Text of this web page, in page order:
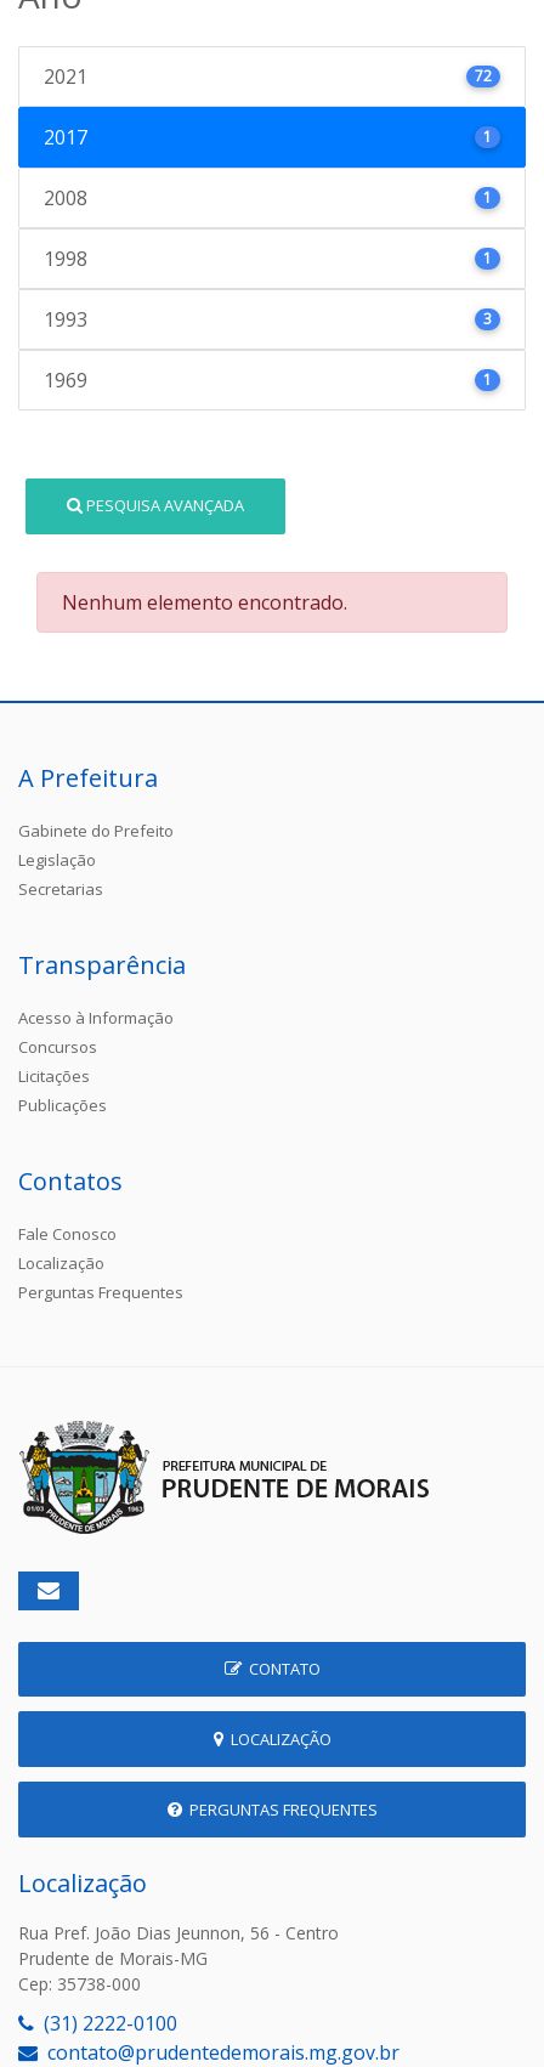
2021 72
2017 1
2008 1
1998 1
1993 3
1969 1
PESQUISA AVANÇADA
Nenhum elemento encontrado.
A Prefeitura
Gabinete do Prefeito
Legislação
Secretarias
Transparência
Acesso à Informação
Concursos
Licitações
Publicações
Contatos
Fale Conosco
Localização
Perguntas Frequentes
CONTATO
LOCALIZAÇÃO
PERGUNTAS FREQUENTES
Localização
Rua Pref. João Dias Jeunnon, 56 - Centro
Prudente de Morais-MG
Cep: 35738-000
(31) 2222-0100
contato@prudentedemorais.mg.gov.br